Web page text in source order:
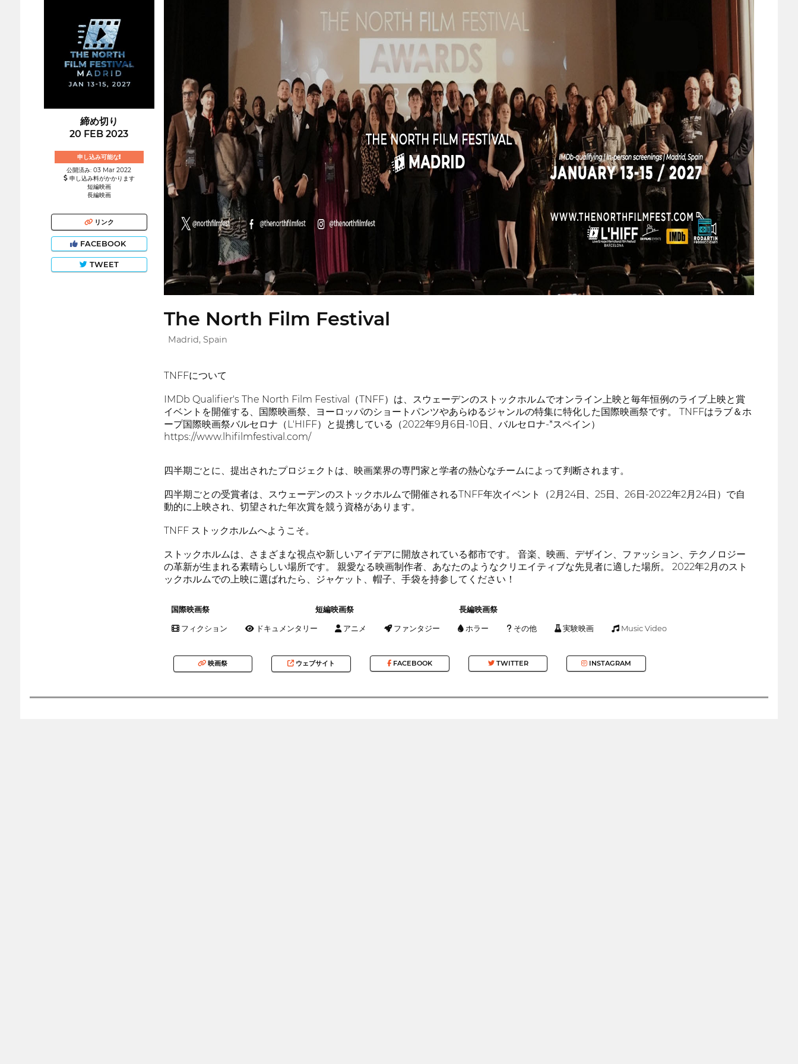
締め切り
20 FEB 2023
申し込み可能な!
公開済み: 03 Mar 2022
申し込み料がかかります
短編映画
長編映画
リンク
FACEBOOK
TWEET
The North Film Festival
Madrid, Spain
TNFFについて
IMDb Qualifier's The North Film Festival（TNFF）は、スウェーデンのストックホルムでオンライン上映と毎年恒例のライブ上映と賞
イベントを開催する、国際映画祭、ヨーロッパのショートパンツやあらゆるジャンルの特集に特化した国際映画祭です。 TNFFはラブ＆ホ
ープ国際映画祭バルセロナ（L'HIFF）と提携している（2022年9月6日-10日、バルセロナ-*スペイン）
https://www.lhifilmfestival.com/
四半期ごとに、提出されたプロジェクトは、映画業界の専門家と学者の熱心なチームによって判断されます。
四半期ごとの受賞者は、スウェーデンのストックホルムで開催されるTNFF年次イベント（2月24日、25日、26日-2022年2月24日）で自
動的に上映され、切望された年次賞を競う資格があります。
TNFF ストックホルムへようこそ。
ストックホルムは、さまざまな視点や新しいアイデアに開放されている都市です。 音楽、映画、デザイン、ファッション、テクノロジー
の革新が生まれる素晴らしい場所です。 親愛なる映画制作者、あなたのようなクリエイティブな先見者に適した場所。 2022年2月のスト
ックホルムでの上映に選ばれたら、ジャケット、帽子、手袋を持参してください！
国際映画祭 短編映画祭 長編映画祭
フィクション ドキュメンタリー アニメ ファンタジー ホラー その他 実験映画 Music Video
映画祭 ウェブサイト FACEBOOK TWITTER INSTAGRAM